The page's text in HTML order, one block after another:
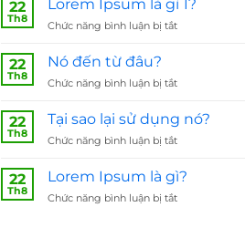
get
22
Th8
Lorem Ipsum là gì 1?
Chức năng bình luận bị tắtở
gì
22
Th8
Nó đến từ đâu?
Chức năng bình luận bị tắtở
đến
từ
đâu?
22
Th8
Tại sao lại sử dụng nó?
Chức năng bình luận bị tắtở
sao
sử
22
Th8
Lorem Ipsum là gì?
Chức năng bình luận bị tắtở